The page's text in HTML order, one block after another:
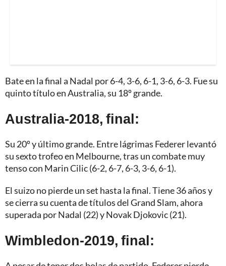
Bate en la final a Nadal por 6-4, 3-6, 6-1, 3-6, 6-3. Fue su
quinto título en Australia, su 18º grande.
Australia-2018, final:
Su 20º y último grande. Entre lágrimas Federer levantó
su sexto trofeo en Melbourne, tras un combate muy
tenso con Marin Cilic (6-2, 6-7, 6-3, 3-6, 6-1).
El suizo no pierde un set hasta la final. Tiene 36 años y
se cierra su cuenta de títulos del Grand Slam, ahora
superada por Nadal (22) y Novak Djokovic (21).
Wimbledon-2019, final: